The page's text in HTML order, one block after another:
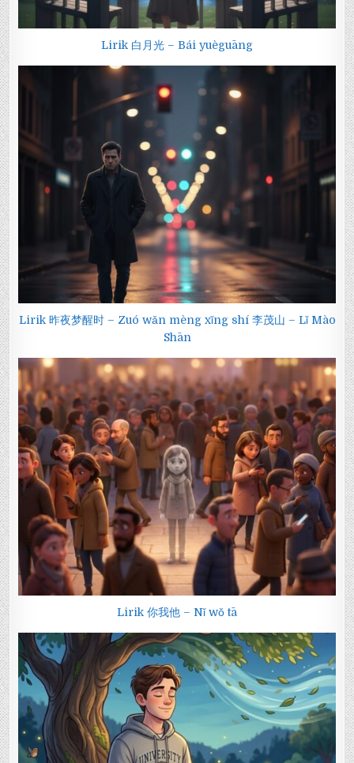
Lirik 白月光 – Bái yuèguāng
Lirik 昨夜梦醒时 – Zuó wǎn mèng xǐng shí 李茂山 – Lǐ Mào
Shān
Lirik 你我他 – Nǐ wǒ tā